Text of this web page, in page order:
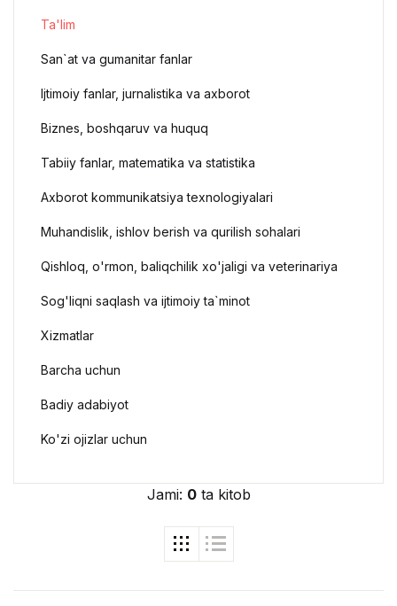
Jami: 0ta kitob
Ta'lim
San`at va gumanitar fanlar
Ijtimoiy fanlar, jurnalistika va axborot
Biznes, boshqaruv va huquq
Tabiiy fanlar, matematika va statistika
Axborot kommunikatsiya texnologiyalari
Muhandislik, ishlov berish va qurilish sohalari
Qishloq, o'rmon, baliqchilik xo'jaligi va veterinariya
Sog'liqni saqlash va ijtimoiy ta`minot
Xizmatlar
Barcha uchun
Badiy adabiyot
Ko'zi ojizlar uchun